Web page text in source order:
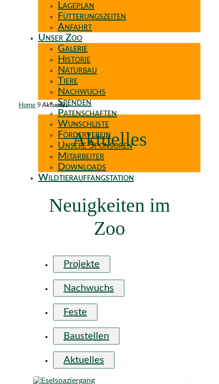
Lageplan
Fütterungszeiten
Anfahrt
Unser Zoo
Galerie
Historie
Naturbau
Tiere
Nachwuchs
Spenden
Patenschaften
Wunschliste
Förderverein
Unsere Sponsoren
Mitarbeiter
Downloads
Wildtierauffangstation
Home 9 Aktuelles
Aktuelles
Neuigkeiten im
Zoo
Projekte
Nachwuchs
Feste
Baustellen
Aktuelles